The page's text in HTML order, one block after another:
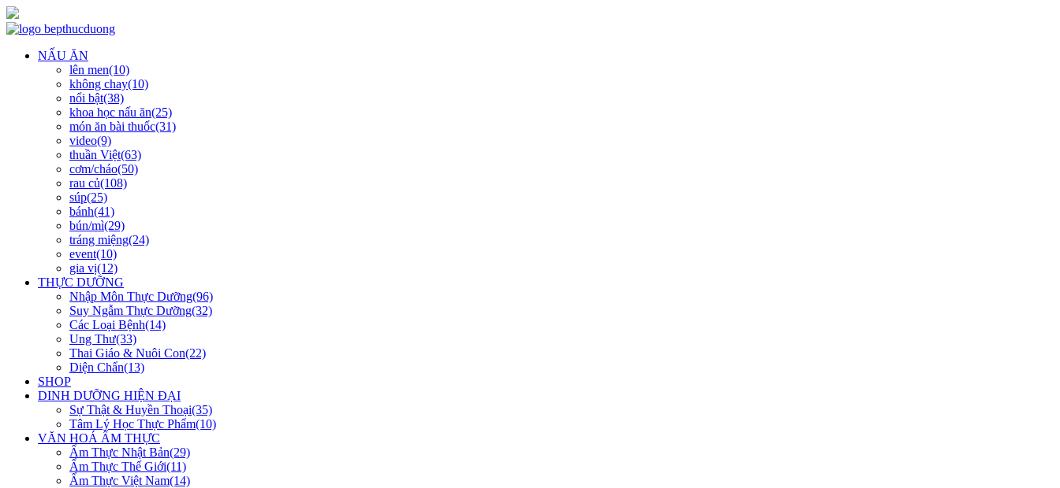
NẤU ĂN
lên men(10)
không chay(10)
nổi bật(38)
khoa học nấu ăn(25)
món ăn bài thuốc(31)
video(9)
thuần Việt(63)
cơm/cháo(50)
rau củ(108)
súp(25)
bánh(41)
bún/mì(29)
tráng miệng(24)
event(10)
gia vị(12)
THỰC DƯỠNG
Nhập Môn Thực Dưỡng(96)
Suy Ngẫm Thực Dưỡng(32)
Các Loại Bệnh(14)
Ung Thư(33)
Thai Giáo & Nuôi Con(22)
Diện Chẩn(13)
SHOP
DINH DƯỠNG HIỆN ĐẠI
Sự Thật & Huyền Thoại(35)
Tâm Lý Học Thực Phẩm(10)
VĂN HOÁ ẨM THỰC
Ẩm Thực Nhật Bản(29)
Ẩm Thực Thế Giới(11)
Ẩm Thực Việt Nam(14)